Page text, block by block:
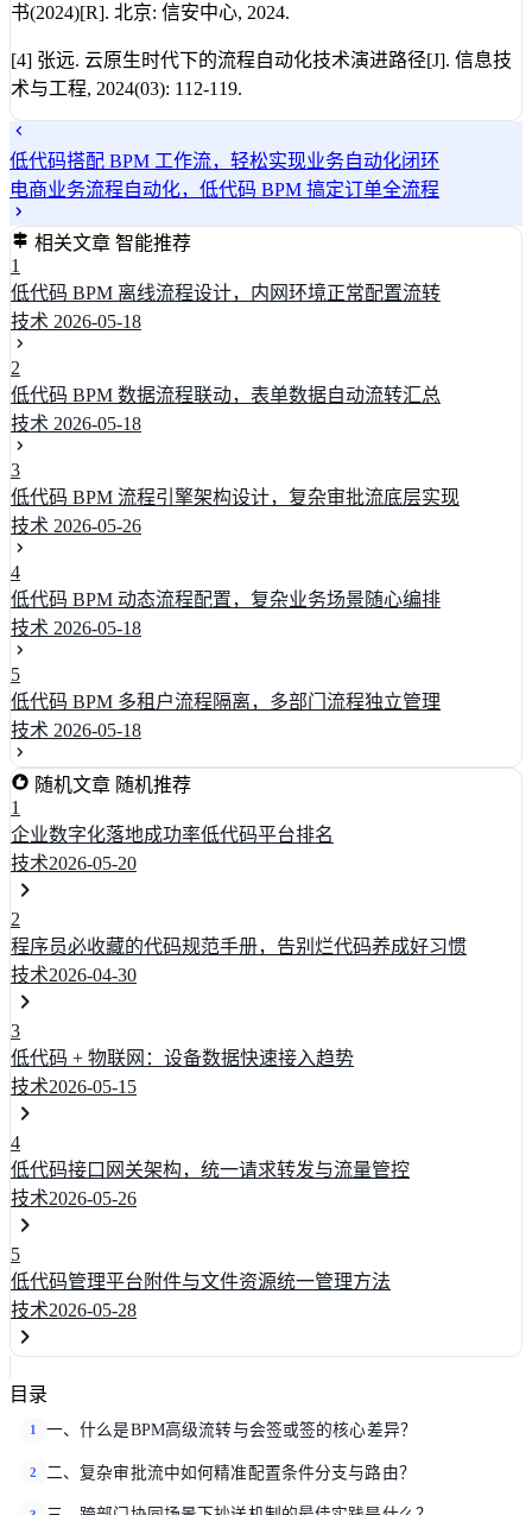
书(2024)[R]. 北京: 信安中心, 2024.
[4] 张远. 云原生时代下的流程自动化技术演进路径[J]. 信息技
术与工程, 2024(03): 112-119.
低代码搭配 BPM 工作流，轻松实现业务自动化闭环
电商业务流程自动化，低代码 BPM 搞定订单全流程
相关文章 智能推荐
1
低代码 BPM 离线流程设计，内网环境正常配置流转
技术 2026-05-18
2
低代码 BPM 数据流程联动，表单数据自动流转汇总
技术 2026-05-18
3
低代码 BPM 流程引擎架构设计，复杂审批流底层实现
技术 2026-05-26
4
低代码 BPM 动态流程配置，复杂业务场景随心编排
技术 2026-05-18
5
低代码 BPM 多租户流程隔离，多部门流程独立管理
技术 2026-05-18
随机文章 随机推荐
1
企业数字化落地成功率低代码平台排名
技术2026-05-20
2
程序员必收藏的代码规范手册，告别烂代码养成好习惯
技术2026-04-30
3
低代码 + 物联网：设备数据快速接入趋势
技术2026-05-15
4
低代码接口网关架构，统一请求转发与流量管控
技术2026-05-26
5
低代码管理平台附件与文件资源统一管理方法
技术2026-05-28
目录
1 一、什么是BPM高级流转与会签或签的核心差异？
2 二、复杂审批流中如何精准配置条件分支与路由？